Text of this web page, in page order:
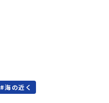
#海の近く